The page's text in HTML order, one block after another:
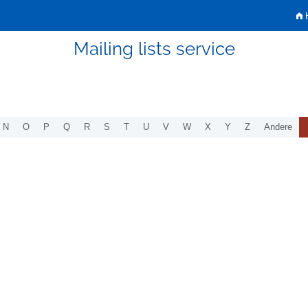
Mailing lists service
N O P Q R S T U V W X Y Z Andere